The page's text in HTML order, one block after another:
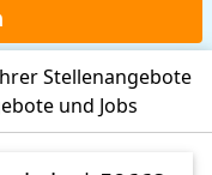
Stellenangebote
und Jobs